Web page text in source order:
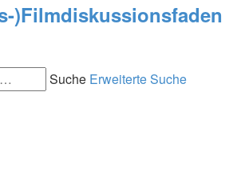
)Filmdiskussionsfaden
Suche Erweiterte Suche